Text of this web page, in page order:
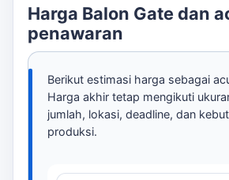
Pastikan untuk memeriksa ukuran
arah hadap logo, titik listrik, dan jam
akan membantu memastikan
dan efektif. Hubungi kami untuk
semua detail sesuai dengan
Harga Balon Gate dan
penawaran
Berikut estimasi harga sebagai
Harga akhir tetap mengikuti
jumlah, lokasi, deadline, dan
produksi.